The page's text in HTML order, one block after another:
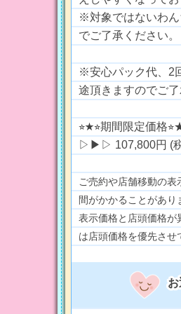
※対象ではないわ
でご了承ください。
※安心パック代、2
途頂きますのでご了
⭐︎★⭐︎期間限定価格
▷▶︎▷ 107,800円 (
ご売約や店舗移動の
間がかかることがあ
表示価格と店頭価格が
は店頭価格を優先させ
お